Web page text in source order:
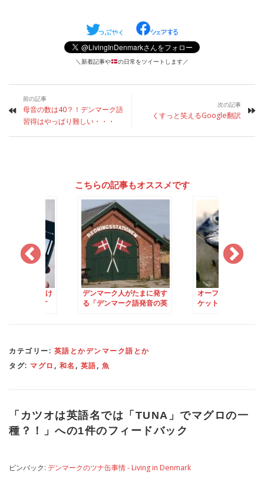
＼新着記事や の日常をツイートします／
前の記事
母音の数は40？！デンマーク語
習得はやっぱり難しい・・・
次の記事
くすっと笑えるGoogle翻訳
こちらの記事もオススメです
の人気曲を聴け
ング力がUPす
デンマーク人がたまに発す
る「デンマーク語発音の英
オーフスのフィッシ
ケット/魚屋さん
カテゴリー: 英語とかデンマーク語とか
タグ: マグロ , 和名 , 英語, 魚
「 カツオは英語名では「TUNA」でマグロの一
種？！
」への1件のフィードバック
ピンバック: デンマークのツナ缶事情 - Living in Denmark